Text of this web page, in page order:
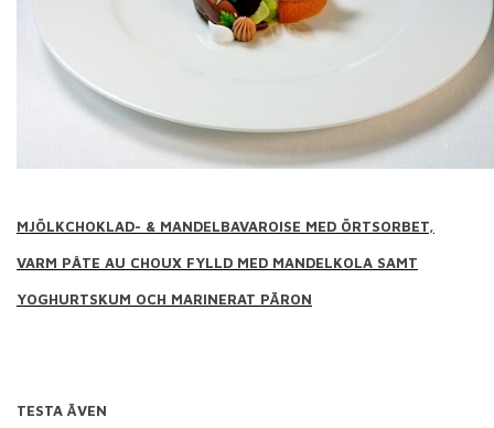
MJÖLKCHOKLAD- & MANDELBAVAROISE MED ÖRTSORBET,
VARM PÂTE AU CHOUX FYLLD MED MANDELKOLA SAMT
YOGHURTSKUM OCH MARINERAT PÄRON
TESTA ÄVEN